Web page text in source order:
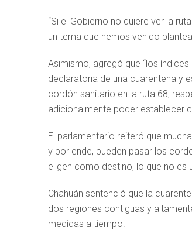
“Si el Gobierno no quiere ver la
un tema que hemos venido
Asimismo, agregó que “los
declaratoria de una cuarentena y
cordón sanitario en la ruta 68,
adicionalmente poder establecer
El parlamentario reiteró que
y por ende, pueden pasar los
eligen como destino, lo que no es
Chahuán sentenció que la
dos regiones contiguas y
medidas a tiempo.